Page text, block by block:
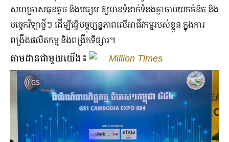
សហគ្រាសធុនតូច និងមធ្យម ឲ្យមានទំនាក់ទំនងគ្នាចាប់យកគំនិត និង
បច្ចេកវិទ្យាថ្មីៗ ដើម្បីធ្វើបច្ចុប្បន្នភាពលើអាជីវកម្មរបស់ខ្លួន ក្នុងការ
ពង្រឹងផលិតកម្ម និងពង្រីកទីផ្សារ។
តាមដានជាមួយយើង៖ Million Times